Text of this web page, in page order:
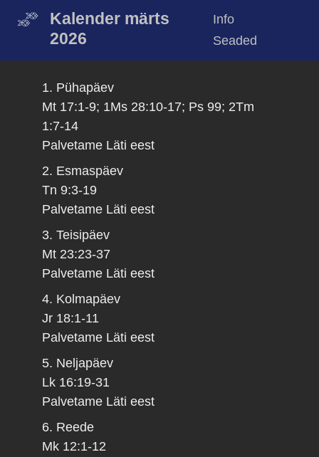
Kalender märts
2026
Info
Seaded
1. Pühapäev
Mt 17:1-9; 1Ms 28:10-17; Ps 99; 2Tm
1:7-14
Palvetame Läti eest
2. Esmaspäev
Tn 9:3-19
Palvetame Läti eest
3. Teisipäev
Mt 23:23-37
Palvetame Läti eest
4. Kolmapäev
Jr 18:1-11
Palvetame Läti eest
5. Neljapäev
Lk 16:19-31
Palvetame Läti eest
6. Reede
Mk 12:1-12